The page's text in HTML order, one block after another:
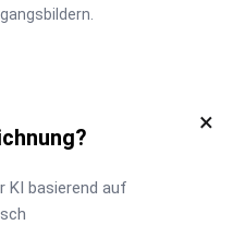
×
KI basierend auf